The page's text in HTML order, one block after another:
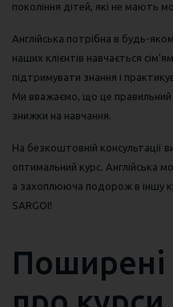
покоління дітей, які не мають
Англійська потрібна в будь-
наших клієнтів навчається
підтримувати знання і
Ми вважаємо, що це правильний
знижки на навчання.
На безкоштовній консультації
оптимальний курс. Англійська
а захоплююча подорож в іншу
SARGOI!
Поширені